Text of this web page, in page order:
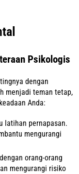
Psikologis
dengan
menjadi teman tetap,
Anda:
latihan pernapasan.
mengurangi
orang-orang
mengurangi risiko